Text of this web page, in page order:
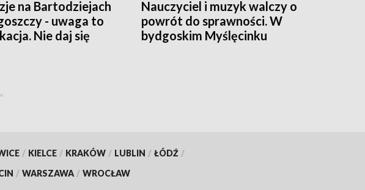
na Bartodziejach
- uwaga to
Nie daj się
Nauczyciel i muzyk walczy o
powrót do sprawności. W
bydgoskim Myślęcinku
/ KIELCE / KRAKÓW / LUBLIN / ŁÓDŹ /
/ WARSZAWA / WROCŁAW